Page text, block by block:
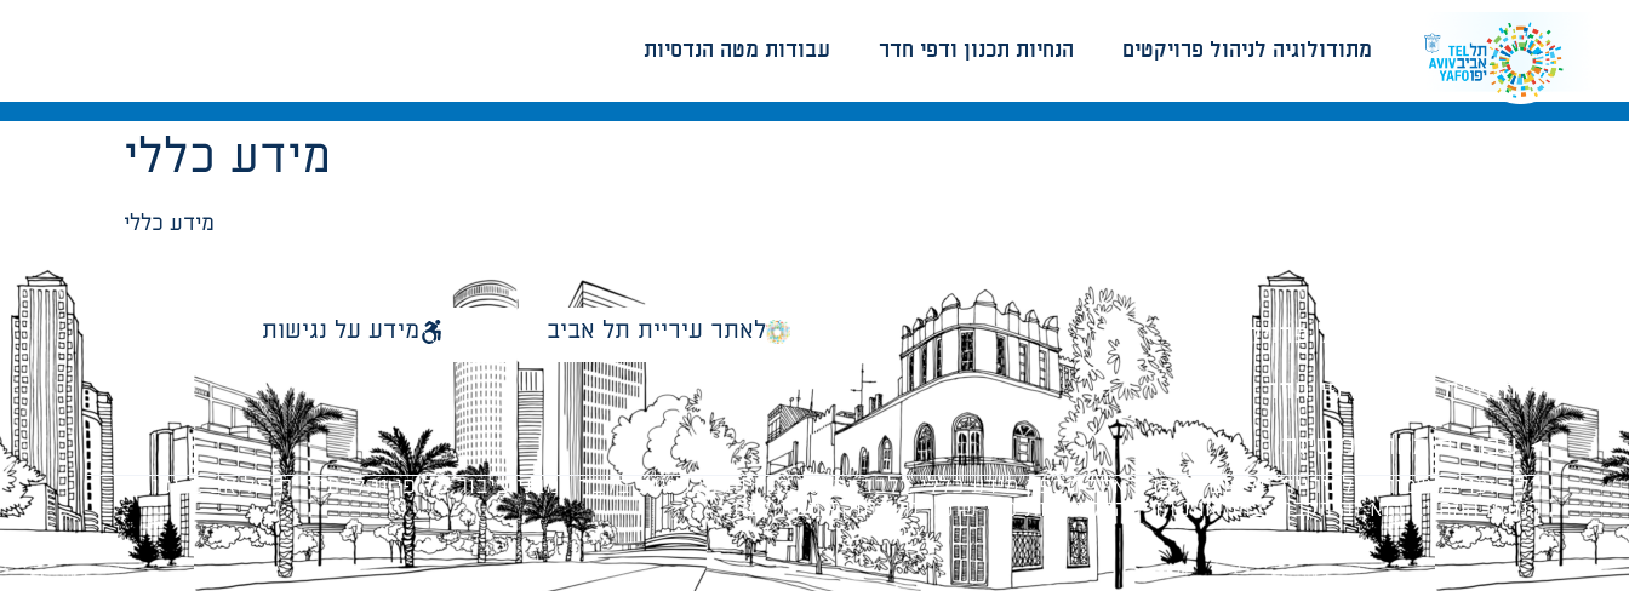
עבודות מטה הנדסיות הנחיות תכנון ודפי חדר מתודולוגיה לניהול פרויקטים
מידע כללי
מידע כללי
עבודות מטה הנדסיות
הנחיות תכנון ודפי חדר
מתודולוגיה לניהול פרויקטים לאתר עיריית תל אביב מידע על נגישות
כל הזכויות שמורות לעיריית תל-אביב-יפו. האתר מספק מידע כללי בלבד ומאגד הנחיות תכנוניות בלבד למבני ציבור על פי נהלי עיריית תל אביב-יפו.
הנוסח המחייב הוא זה הקבוע בהוראות הדין הרלוונטיות כפי שתהיינה בתוקף מעת לעת.